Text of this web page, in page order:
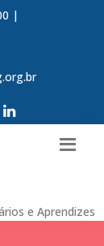
|
e Aprendizes